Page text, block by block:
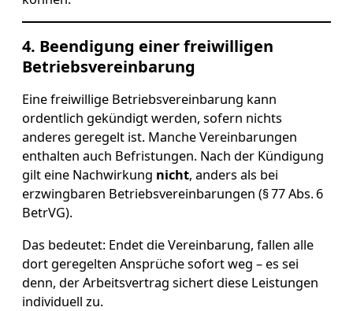
4. Beendigung einer freiwilligen
Betriebsvereinbarung
Eine freiwillige Betriebsvereinbarung kann
ordentlich gekündigt werden, sofern nichts
anderes geregelt ist. Manche Vereinbarungen
enthalten auch Befristungen. Nach der Kündigung
gilt eine Nachwirkung nicht, anders als bei
erzwingbaren Betriebsvereinbarungen (§ 77 Abs. 6
BetrVG).
Das bedeutet: Endet die Vereinbarung, fallen alle
dort geregelten Ansprüche sofort weg – es sei
denn, der Arbeitsvertrag sichert diese Leistungen
individuell zu.